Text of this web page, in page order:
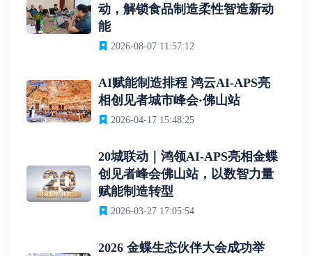
动，解锁食品制造柔性智造新动
能
2026-08-07 11:57:12
AI赋能制造排程 鸿云AI-APS亮
相创见者城市峰会·佛山站
2026-04-17 15:48:25
20城联动｜鸿领AI-APS亮相金蝶
创见者峰会佛山站，以数智力量
赋能制造转型
2026-03-27 17:05:54
2026 金蝶生态伙伴大会成功举